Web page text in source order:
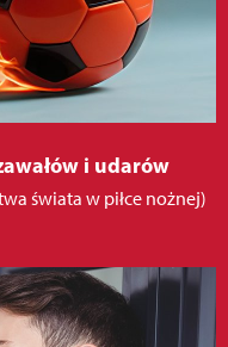
i udarów
świata w piłce nożnej)